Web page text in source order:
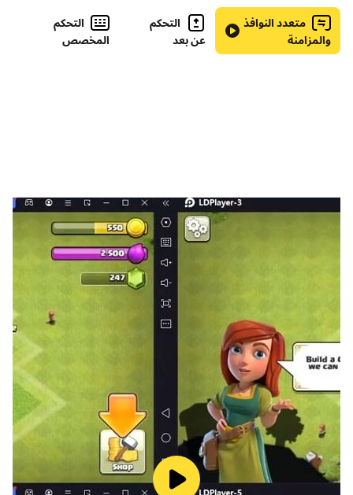
كل يوم!
&ثور؛ سهلة الفهم: تبدأ الكلمات المتقاطعة بسهولة ، ولكن
عليك أن تتحدى بسرعة!
المباريات الودية!
&ثور؛ قم بتخصيص لعبتك: اجمع مربعات مخصصة وعجائب
Word Life مجاني للتنزيل واللعب. ومع ذلك ، يمكنك شراء
عناصر داخل التطبيق بأموال حقيقية. إذا كنت ترغب في تعطيل
هذه الميزة ، يرجى إيقاف عمليات الشراء داخل التطبيق في
إعدادات الهاتف أو الجهاز اللوحي.
لا تبيع معلوماتي الشخصية:
https://www.take2games.com/ccpa/
متعدد النوافذ
والمزامنة
التحكم
عن بعد
التحكم
المخصص